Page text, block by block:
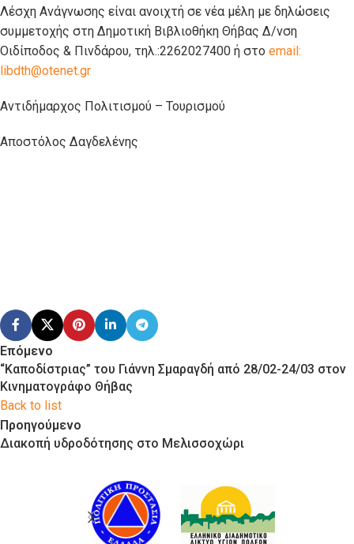
Λέσχη Ανάγνωσης είναι ανοιχτή σε νέα μέλη με δηλώσεις
συμμετοχής στη Δημοτική Βιβλιοθήκη Θήβας Δ/νση
Οιδίποδος & Πινδάρου, τηλ.:2262027400 ή στο email:
libdth@otenet.gr
Αντιδήμαρχος Πολιτισμού – Τουρισμού
Αποστόλος Δαγδελένης
Επόμενο
“Καποδίστριας” του Γιάννη Σμαραγδή από 28/02-24/03 στον
Κινηματογράφο Θήβας
Back to list
Προηγούμενο
Διακοπή υδροδότησης στο Μελισσοχώρι